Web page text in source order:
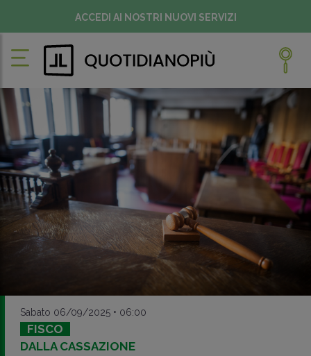
ACCEDI AI NOSTRI NUOVI SERVIZI
Sabato 06/09/2025 • 06:00
FISCO
DALLA CASSAZIONE